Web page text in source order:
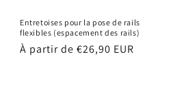
Entretoises pour la pose de rails
flexibles (espacement des rails)
Prix
À partir de €26,90 EUR